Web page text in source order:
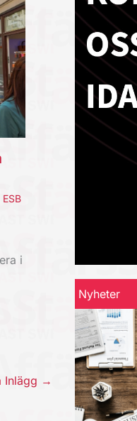
ESB
i
Inlägg →
Nyheter